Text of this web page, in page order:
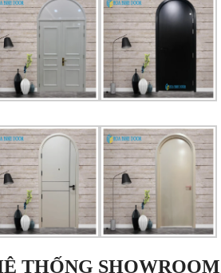
THỐNG SHOWROOM